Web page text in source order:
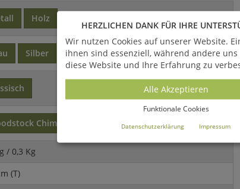
Holz
Silber
Chimes
/ 0,3 Kg
(T)
HERZLICHEN DANK FÜR IHRE
Wir nutzen Cookies auf unserer Website.
ihnen sind essenziell, während andere uns
diese Website und Ihre Erfahrung zu
Alle Akzeptieren
Funktionale Cookies
Datenschutzerklärung Impressum